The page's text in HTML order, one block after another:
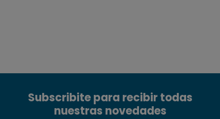
Subscribite para recibir todas
nuestras novedades